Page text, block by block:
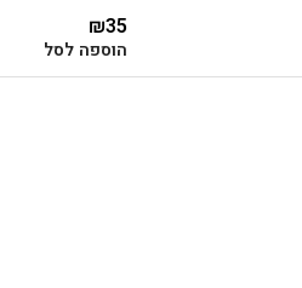
₪35
הוספה לסל